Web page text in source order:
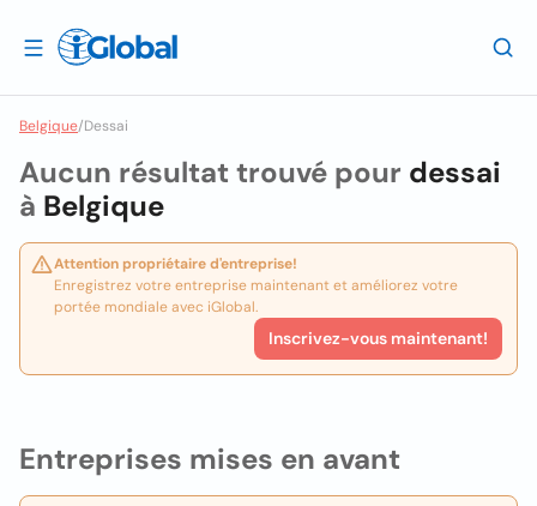
Belgique/Dessai
Entreprises mises en avant
Aucun résultat trouvé pour dessai
à Belgique
Attention propriétaire d'entreprise!
Enregistrez votre entreprise maintenant et améliorez votre
portée mondiale avec iGlobal.
Inscrivez-vous maintenant!